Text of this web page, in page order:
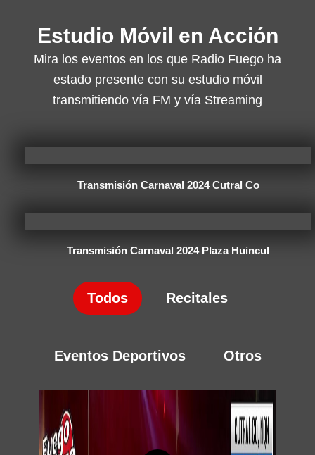
Estudio Móvil en Acción
Mira los eventos en los que Radio Fuego ha
estado presente con su estudio móvil
transmitiendo vía FM y vía Streaming
Transmisión Carnaval 2024 Cutral Co
Transmisión Carnaval 2024 Plaza Huincul
Todos Recitales
Eventos Deportivos Otros